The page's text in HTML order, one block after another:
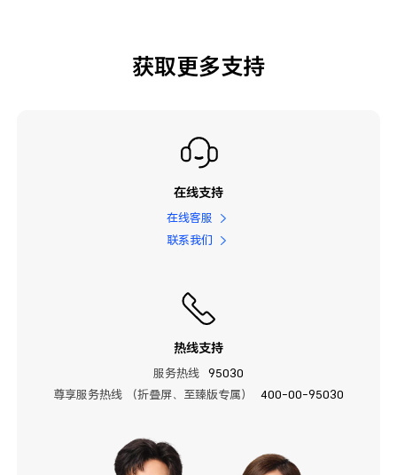
获取更多支持
在线支持
在线客服
联系我们
热线支持
服务热线
95030
尊享服务热线 （折叠屏、至臻版专属）
400-00-95030